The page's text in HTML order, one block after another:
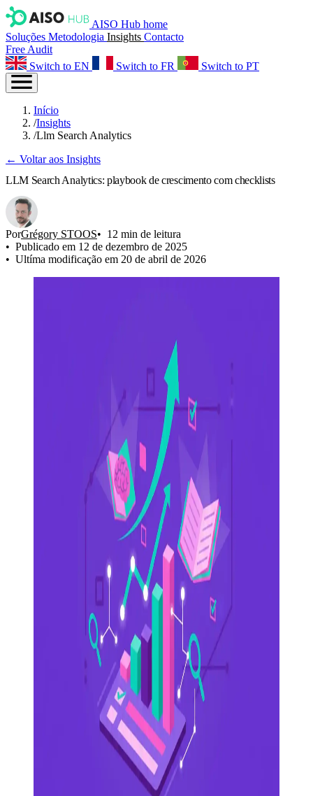
AISO Hub home
Soluções Metodologia Insights Contacto
Free Audit
Switch to EN
Switch to FR Switch to PT
Início
/Insights
/Llm Search Analytics
← Voltar aos Insights
LLM Search Analytics: playbook de crescimento com checklists
PorGrégory STOOS
12 min de leitura
Publicado em 12 de dezembro de 2025
Ultíma modificação em 20 de abril de 2026